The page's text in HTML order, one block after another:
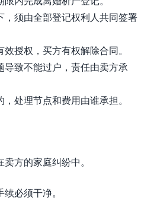
，须由全部登记权利人共同签署
授权，买方有权解除合同。
导致不能过户，责任由卖方承
处理节点和费用由谁承担。
方的家庭纠纷中。
必须干净。